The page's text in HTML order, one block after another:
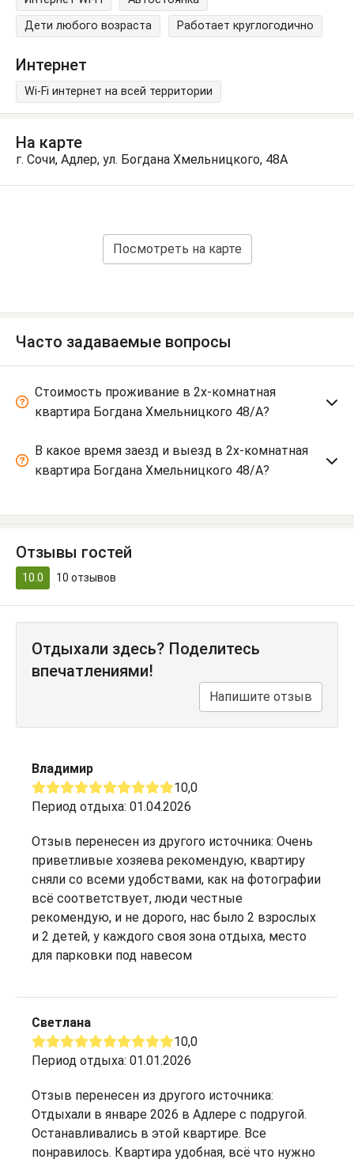
Дети любого возраста
Работает круглогодично
Интернет
Wi-Fi интернет на всей территории
На карте
г. Сочи, Адлер, ул. Богдана Хмельницкого, 48А
Посмотреть на карте
Часто задаваемые вопросы
Стоимость проживание в 2х-комнатная
квартира Богдана Хмельницкого 48/А?
В какое время заезд и выезд в 2х-комнатная
квартира Богдана Хмельницкого 48/А?
Отзывы гостей
10.0 10 отзывов
Отдыхали здесь? Поделитесь
впечатлениями!
Напишите отзыв
Владимир
10,0
Период отдыха: 01.04.2026
Отзыв перенесен из другого источника: Очень
приветливые хозяева рекомендую, квартиру
сняли со всеми удобствами, как на фотографии
всё соответствует, люди честные
рекомендую, и не дорого, нас было 2 взрослых
и 2 детей, у каждого своя зона отдыха, место
для парковки под навесом
Светлана
10,0
Период отдыха: 01.01.2026
Отзыв перенесен из другого источника:
Отдыхали в январе 2026 в Адлере с подругой.
Останавливались в этой квартире. Все
понравилось. Квартира удобная, всё что нужно